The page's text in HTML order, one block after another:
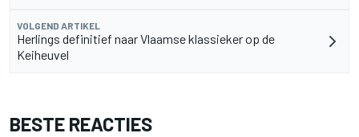
VOLGEND ARTIKEL
Herlings definitief naar Vlaamse klassieker op de
Keiheuvel
BESTE REACTIES